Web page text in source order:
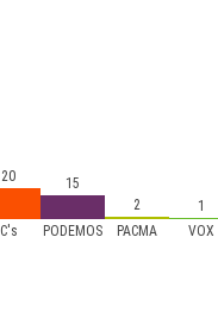
C's PODEMOS PACMA VOX
20
15
2
1